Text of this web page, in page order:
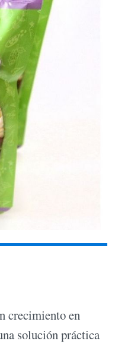
crecimiento en
solución práctica